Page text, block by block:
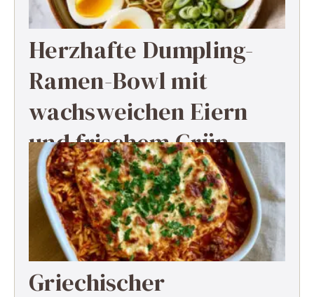
Herzhafte Dumpling-
Ramen-Bowl mit
wachsweichen Eiern
und frischem Grün
Griechischer